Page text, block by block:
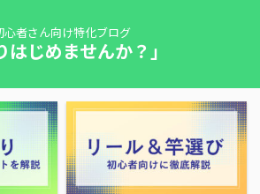
心者さん向け特化ブログ
はじめませんか？」